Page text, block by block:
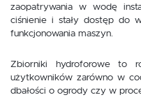
zaopatrywania w wodę
ciśnienie i stały dostęp do
funkcjonowania maszyn.
Zbiorniki hydroforowe to
użytkowników zarówno w
dbałości o ogrody czy w